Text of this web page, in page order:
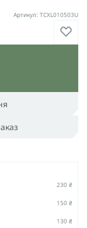
Артикул: TCXL010503U
230 ₴
150 ₴
130 ₴